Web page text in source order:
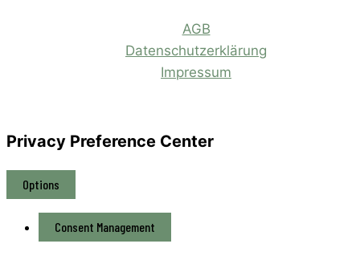
AGB
Datenschutzerklärung
Impressum
Privacy Preference Center
Options
Consent Management